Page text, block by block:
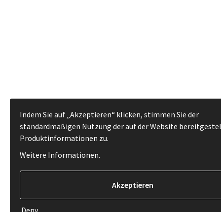
Indem Sie auf „Akzeptieren“ klicken, stimmen Sie der
standardmäßigen Nutzung der auf der Website
Produktinformationen zu.
Weitere Informationen.
Deny